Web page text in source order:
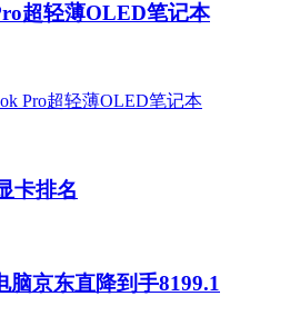
超轻薄OLED笔记本
卡排名
脑京东直降到手8199.1